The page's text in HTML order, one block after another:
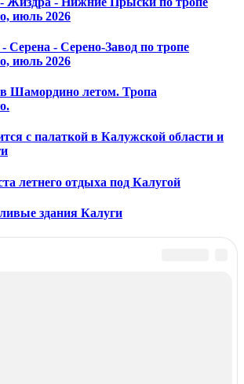
июль 2026
- Серено-Завод по тропе
июль 2026
Шамордино летом. Тропа
с палаткой в Калужской области и
летнего отдыха под Калугой
здания Калуги